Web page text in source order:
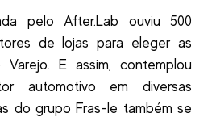
pelo After.Lab ouviu 500
de lojas para eleger as
Varejo. E assim, contemplou
automotivo em diversas
do grupo Fras-le também se